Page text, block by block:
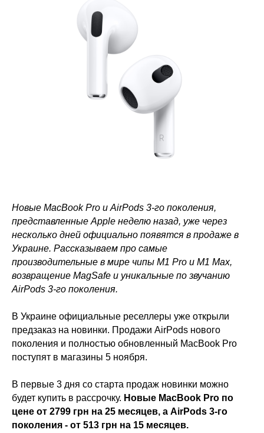
Новые MacBook Pro и AirPods 3-го поколения,
представленные Apple неделю назад, уже через
несколько дней официально появятся в продаже в
Украине. Рассказываем про самые
производительные в мире чипы M1 Pro и M1 Max,
возвращение MagSafe и уникальные по звучанию
AirPods 3-го поколения.
В Украине официальные реселлеры уже открыли
предзаказ на новинки. Продажи AirPods нового
поколения и полностью обновленный MacBook Pro
поступят в магазины 5 ноября.
В первые 3 дня со старта продаж новинки можно
будет купить в рассрочку. Новые MacBook Pro по
цене от 2799 грн на 25 месяцев, а AirPods 3-го
поколения - от 513 грн на 15 месяцев.